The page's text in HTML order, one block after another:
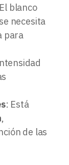
blanco
necesita
para
: Está
,
de las